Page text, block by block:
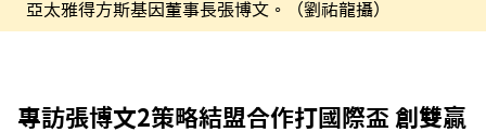
亞太雅得方斯基因董事長張博文。（劉祐龍攝）
專訪張博文2策略結盟合作打國際盃 創雙贏